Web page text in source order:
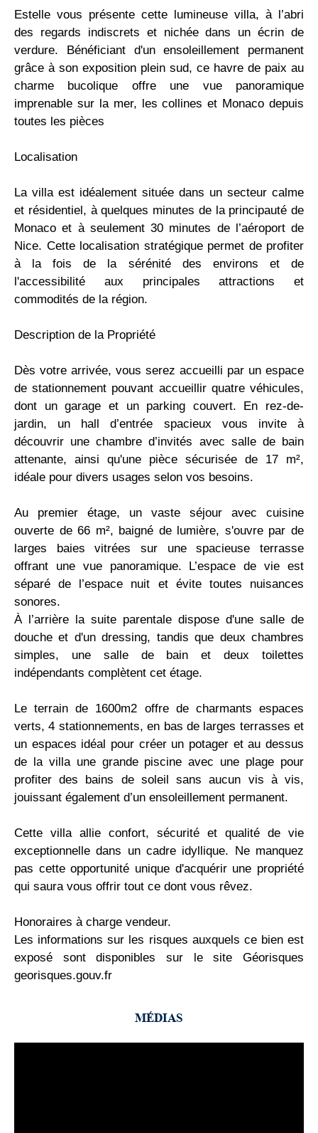
Estelle vous présente cette lumineuse villa, à l’abri
des regards indiscrets et nichée dans un écrin de
verdure. Bénéficiant d'un ensoleillement permanent
grâce à son exposition plein sud, ce havre de paix au
charme bucolique offre une vue panoramique
imprenable sur la mer, les collines et Monaco depuis
toutes les pièces
Localisation
La villa est idéalement située dans un secteur calme
et résidentiel, à quelques minutes de la principauté de
Monaco et à seulement 30 minutes de l’aéroport de
Nice. Cette localisation stratégique permet de profiter
à la fois de la sérénité des environs et de
l'accessibilité aux principales attractions et
commodités de la région.
Description de la Propriété
Dès votre arrivée, vous serez accueilli par un espace
de stationnement pouvant accueillir quatre véhicules,
dont un garage et un parking couvert. En rez-de-
jardin, un hall d’entrée spacieux vous invite à
découvrir une chambre d’invités avec salle de bain
attenante, ainsi qu'une pièce sécurisée de 17 m²,
idéale pour divers usages selon vos besoins.
Au premier étage, un vaste séjour avec cuisine
ouverte de 66 m², baigné de lumière, s'ouvre par de
larges baies vitrées sur une spacieuse terrasse
offrant une vue panoramique. L’espace de vie est
séparé de l’espace nuit et évite toutes nuisances
sonores.
À l’arrière la suite parentale dispose d'une salle de
douche et d'un dressing, tandis que deux chambres
simples, une salle de bain et deux toilettes
indépendants complètent cet étage.
Le terrain de 1600m2 offre de charmants espaces
verts, 4 stationnements, en bas de larges terrasses et
un espaces idéal pour créer un potager et au dessus
de la villa une grande piscine avec une plage pour
profiter des bains de soleil sans aucun vis à vis,
jouissant également d’un ensoleillement permanent.
Cette villa allie confort, sécurité et qualité de vie
exceptionnelle dans un cadre idyllique. Ne manquez
pas cette opportunité unique d'acquérir une propriété
qui saura vous offrir tout ce dont vous rêvez.
Honoraires à charge vendeur.
Les informations sur les risques auxquels ce bien est
exposé sont disponibles sur le site Géorisques
georisques.gouv.fr
MÉDIAS